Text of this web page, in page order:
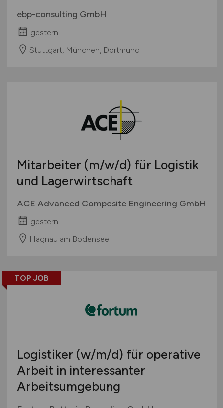
ebp-consulting GmbH
gestern
Stuttgart, München, Dortmund
Mitarbeiter (m/w/d) für Logistik
und Lagerwirtschaft
ACE Advanced Composite Engineering GmbH
gestern
Hagnau am Bodensee
TOP JOB
Logistiker (w/m/d) für operative
Arbeit in interessanter
Arbeitsumgebung